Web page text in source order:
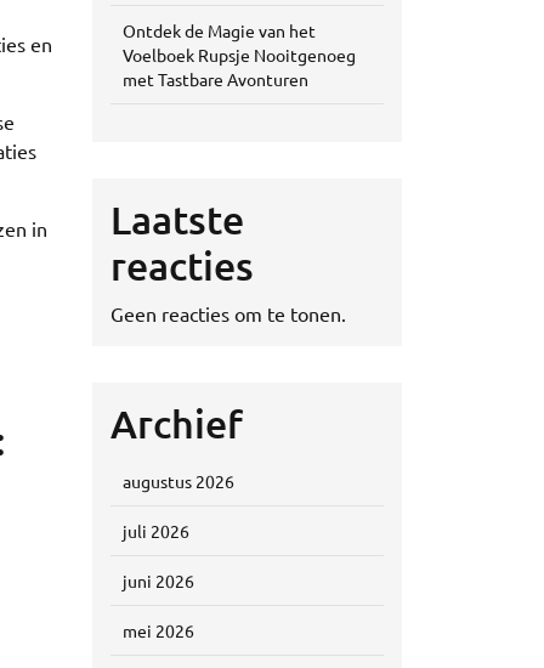
en
in
Ontdek de Magie van het
Voelboek Rupsje Nooitgenoeg
met Tastbare Avonturen
Laatste
reacties
Geen reacties om te tonen.
Archief
augustus 2026
juli 2026
juni 2026
mei 2026